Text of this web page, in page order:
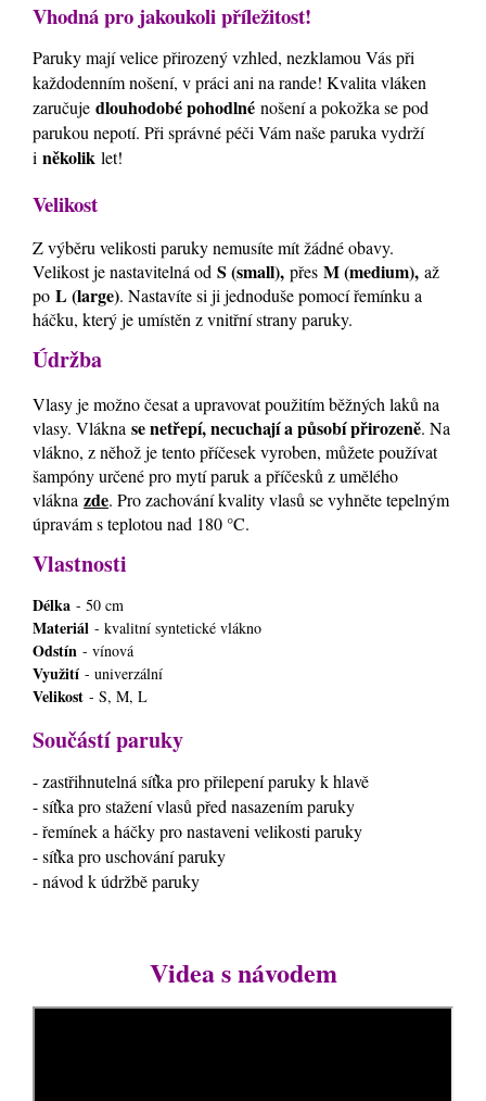
Vhodná pro jakoukoli příležitost!
Paruky mají velice přirozený vzhled, nezklamou Vás při
každodenním nošení, v práci ani na rande! Kvalita vláken
zaručuje dlouhodobé pohodlné nošení a pokožka se pod
parukou nepotí. Při správné péči Vám naše paruka vydrží
i několik let!
Velikost
Z výběru velikosti paruky nemusíte mít žádné obavy.
Velikost je nastavitelná od S (small), přes M (medium), až
po L (large). Nastavíte si ji jednoduše pomocí řemínku a
háčku, který je umístěn z vnitřní strany paruky.
Údržba
Vlasy je možno česat a upravovat použitím běžných laků na
vlasy. Vlákna se netřepí, necuchají a působí přirozeně. Na
vlákno, z něhož je tento příčesek vyroben, můžete používat
šampóny určené pro mytí paruk a příčesků z umělého
vlákna zde. Pro zachování kvality vlasů se vyhněte tepelným
úpravám s teplotou nad 180 °C.
Vlastnosti
Délka - 50 cm
Materiál - kvalitní syntetické vlákno
Odstín - vínová
Využití - univerzální
Velikost - S, M, L
Součástí paruky
- zastřihnutelná síťka pro přilepení paruky k hlavě
- síťka pro stažení vlasů před nasazením paruky
- řemínek a háčky pro nastaveni velikosti paruky
- síťka pro uschování paruky
- návod k údržbě paruky
Videa s návodem